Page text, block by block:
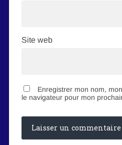
Site web
Enregistrer mon nom,
le navigateur pour mon